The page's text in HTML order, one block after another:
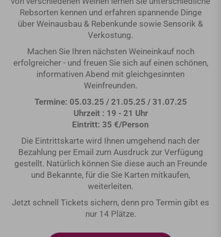
Rebsorten kennen und erfahren spannende Dinge
über Weinausbau & Rebenkunde sowie Sensorik &
Verkostung.
Machen Sie Ihren nächsten Weineinkauf noch
erfolgreicher - und freuen Sie sich auf einen schönen,
informativen Abend mit gleichgesinnten
Weinfreunden.
Termine: 05.03.25 / 21.05.25 / 31.07.25
Uhrzeit : 19 - 21 Uhr
Eintritt: 35 €/Person
Die Eintrittskarte wird Ihnen umgehend nach der
Bezahlung per Email zum Ausdruck zur Verfügung
gestellt. Natürlich können Sie diese auch an Freunde
und Bekannte, für die Sie Karten mitkaufen,
weiterleiten.
Jetzt schnell Tickets sichern, denn pro Termin gibt es
nur 14 Plätze.